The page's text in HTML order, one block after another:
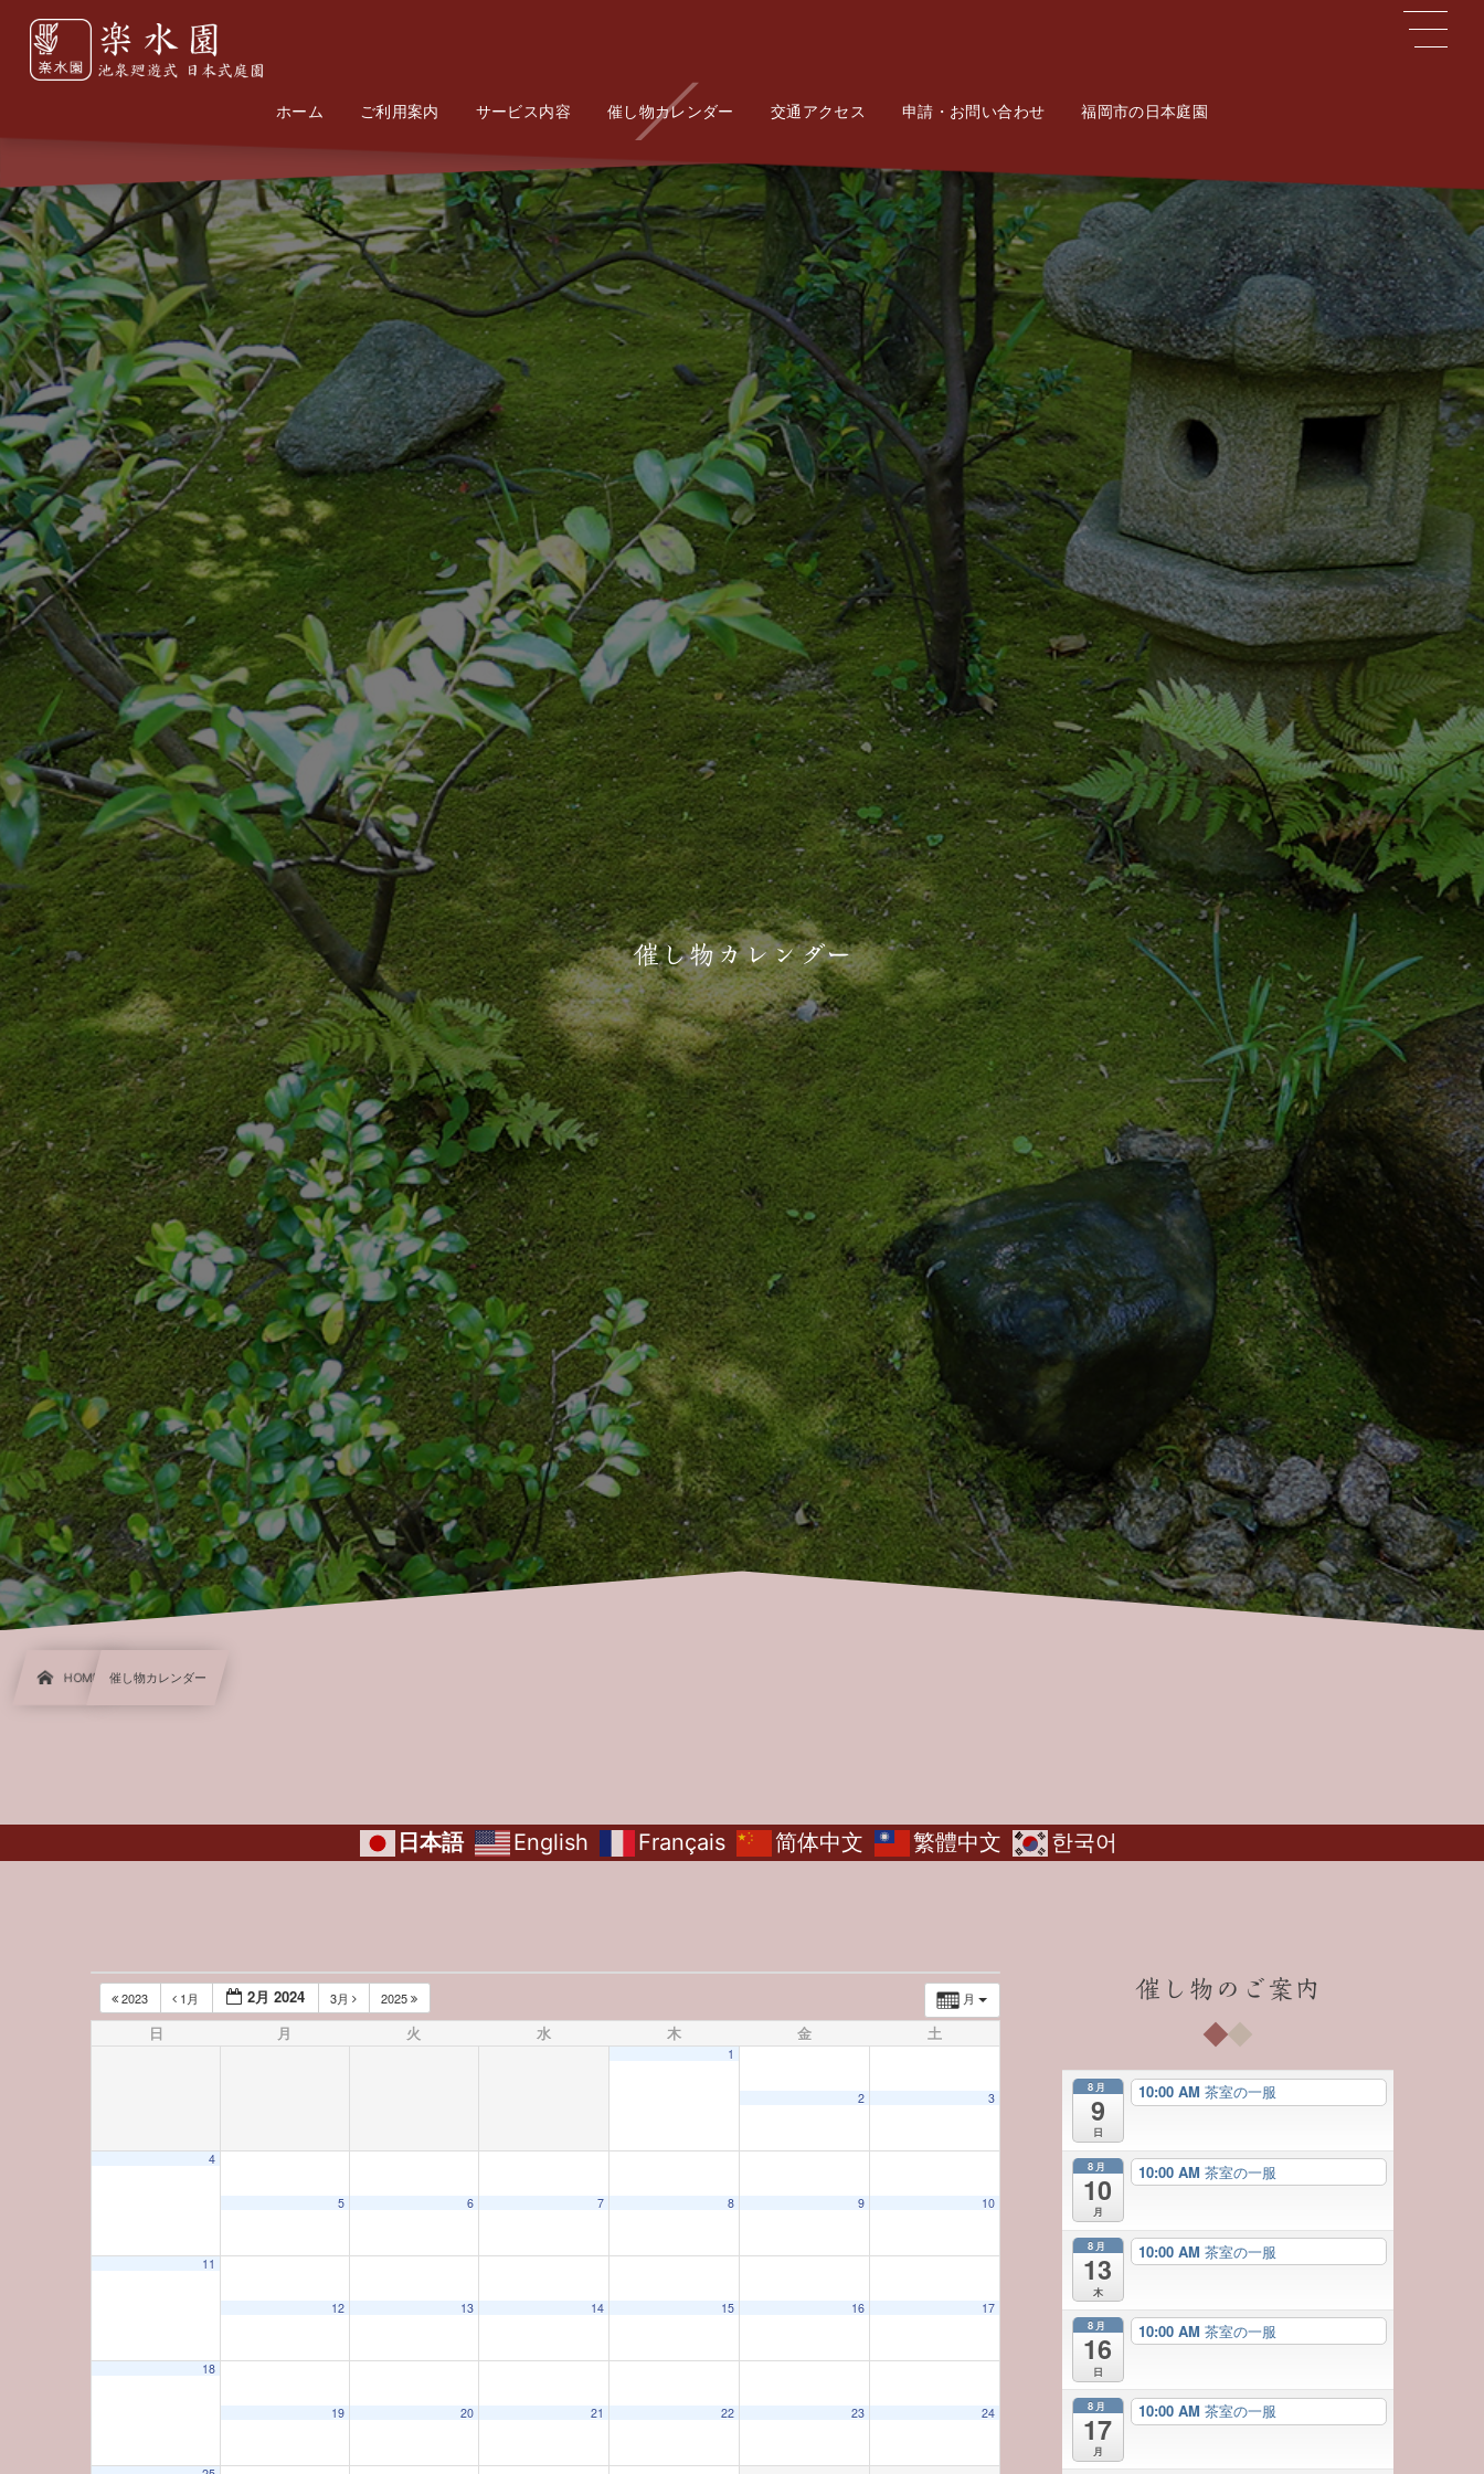
ホーム
Home ご利用案内
Information サービス内容
Service 催し物カレンダー
Event 交通アクセス
Access 申請・お問い合わせ
Contact 福岡市の日本庭園
Potal
催し物カレンダー
HOME 催し物カレンダー
日本語 English Français 简体中文 繁體中文 한국어
月
2023 1月 2月 2024 3月 2025
日 月 火 水 木 金 土
1
2 3
4
5 6 7 8 9 10
11
12 13 14 15 16 17
18
19 20 21 22 23 24
催し物のご案内
8月
9
日
10:00 AM 茶室の一服
8月
10
月
10:00 AM 茶室の一服
8月
13
木
10:00 AM 茶室の一服
8月
16
日
10:00 AM 茶室の一服
8月
17
月
10:00 AM 茶室の一服